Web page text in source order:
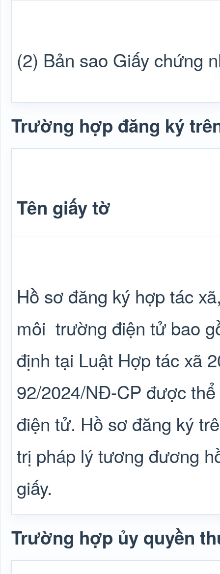
(2) Bản sao Giấy chứng
Trường hợp đăng ký
Tên giấy tờ
Hồ sơ đăng ký hợp tác
môi trường điện tử bao
định tại Luật Hợp tác xã
92/2024/NĐ-CP được
điện tử. Hồ sơ đăng ký
trị pháp lý tương đương
giấy.
Trường hợp ủy quyền